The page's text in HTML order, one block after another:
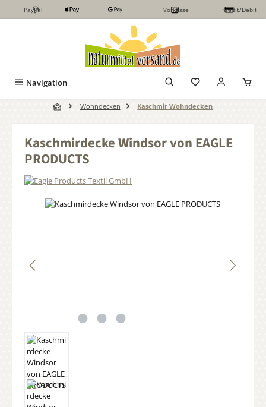
Zum Hauptinhalt springen
PayPal Vorkasse Kredit/Debit
Navigation
Wohndecken Kaschmir Wohndecken
Kaschmirdecke Windsor von EAGLE
PRODUCTS
Bildergalerie überspringen